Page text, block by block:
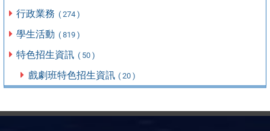
行政業務 ( 274 )
學生活動 ( 819 )
特色招生資訊 ( 50 )
戲劇班特色招生資訊 ( 20 )